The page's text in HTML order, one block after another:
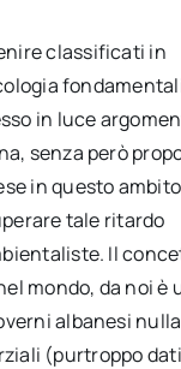
classificati in
in luce
senza però
in questo
tale ritardo
Il
mondo, da noi è
albanesi
(purtroppo dati